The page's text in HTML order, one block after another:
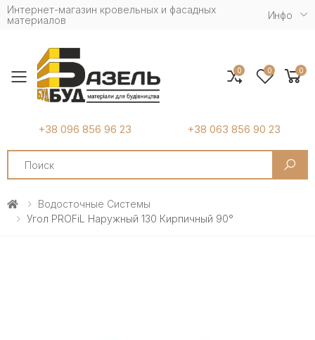
Интернет-магазин кровельных и фасадных
материалов
Инфо
Toggle mobile menu
+38 096 856 96 23 +38 063 856 90 23
Search
0 0 0
Водосточные Системы
Угол PROFiL Наружный 130 Кирпичный 90°